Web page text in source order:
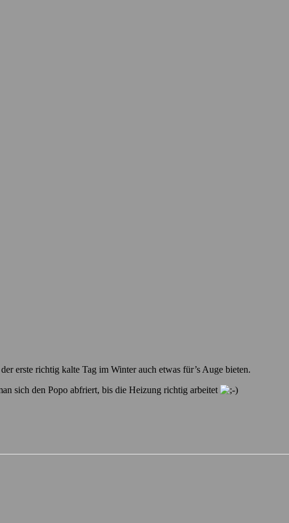
erste richtig kalte Tag im Winter auch etwas für’s Auge bieten.
sich den Popo abfriert, bis die Heizung richtig arbeitet